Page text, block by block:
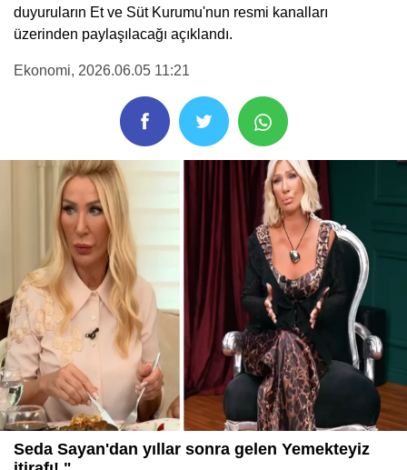
duyuruların Et ve Süt Kurumu'nun resmi kanalları
üzerinden paylaşılacağı açıklandı.
Ekonomi, 2026.06.05 11:21
Seda Sayan'dan yıllar sonra gelen Yemekteyiz